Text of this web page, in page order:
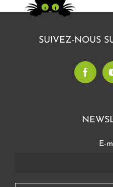
SUIVEZ-NOUS
E-